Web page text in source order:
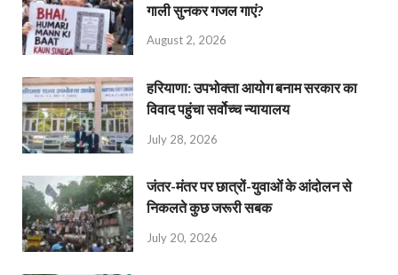
गाली सुनकर गजल गाएं?
August 2, 2026
हरियाणा: उपभोक्ता आयोग बनाम सरकार का
विवाद पहुंचा सर्वोच्च न्यायालय
July 28, 2026
जंतर-मंतर पर छात्रों-युवाओं के आंदोलन से
निकलते कुछ जरूरी सबक
July 20, 2026